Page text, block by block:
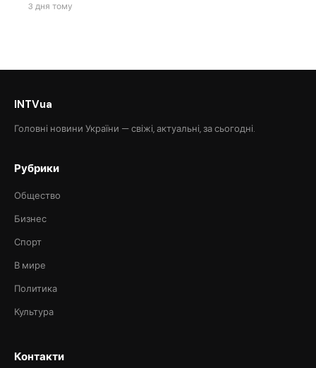
3 дня тому
INTVua
Головні новини України — свіжі, актуальні, за сьогодні.
Рубрики
Общество
Бизнес
Спорт
В мире
Политика
Культура
Контакти